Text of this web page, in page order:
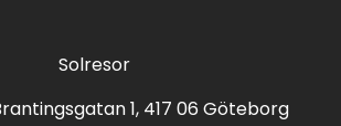
Solresor
1, 417 06 Göteborg